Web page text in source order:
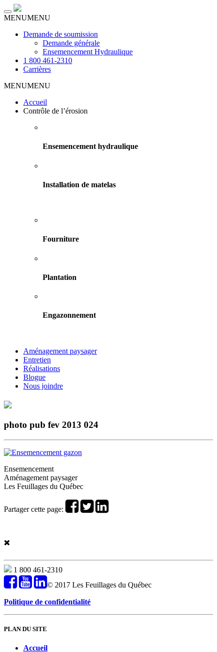
Toggle
navigation
MENUMENU
Demande de soumission
Demande générale
Ensemencement Hydraulique
1 800 461-2310
Carrières
MENUMENU
Accueil
Contrôle de l’érosion
Ensemencement hydraulique
Installation de matelas
Fourniture
Plantation
Engazonnement
Aménagement paysager
Entretien
Réalisations
Blogue
Nous joindre
photo pub fev 2013 024
Ensemencement
Aménagement paysager
Les Feuillages du Québec
Partager cette page:
1 800 461-2310
© 2017 Les Feuillages du Québec
Politique de confidentialité
PLAN DU SITE
Accueil